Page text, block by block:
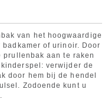
van het hoogwaardige
of urinoir. Door
prullenbak aan te raken
verwijder de
door hem bij de hendel
Zodoende kunt u